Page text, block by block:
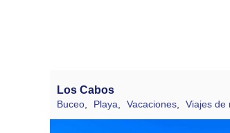
Los Cabos
Buceo, Playa, Vacaciones, Viajes de